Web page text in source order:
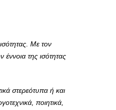
Με τον
της ισότητας
στερεότυπα ή και
ποιητικά,